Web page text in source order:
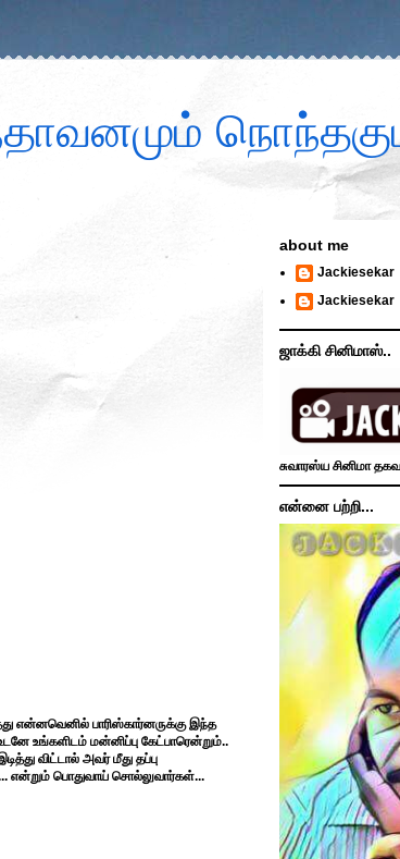
என்னவெனில் பாரிஸ்கார்னருக்கு இந்த
உங்களிடம் மன்னிப்பு கேட்பாரென்றும்..
விட்டால் அவர் மீது தப்பு
என்றும் பொதுவாய் சொல்லுவார்கள்...
about me
Jackiesekar
Jackiesekar
ஜாக்கி சினிமாஸ்..
சுவாரஸ்ய சினிமா
என்னை பற்றி...